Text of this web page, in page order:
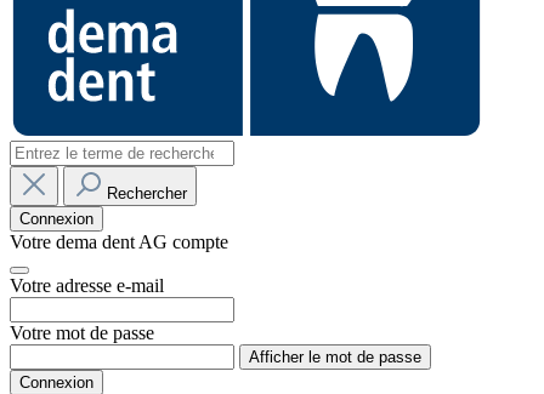
Rechercher
Connexion
Votre dema dent AG compte
Votre adresse e-mail
Votre mot de passe
Afficher le mot de passe
Connexion